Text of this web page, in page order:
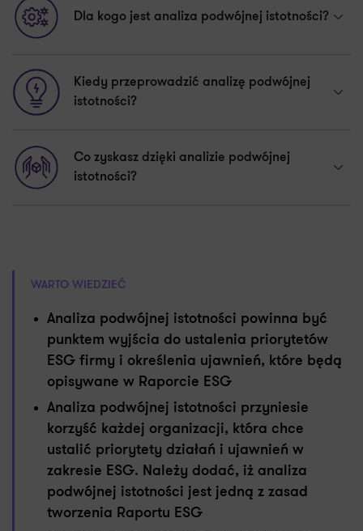
Dla kogo jest analiza podwójnej istotności?
Kiedy przeprowadzić analizę podwójnej
istotności?
Co zyskasz dzięki analizie podwójnej
istotności?
WARTO WIEDZIEĆ
Analiza podwójnej istotności powinna być
punktem wyjścia do ustalenia priorytetów
ESG firmy i określenia ujawnień, które będą
opisywane w Raporcie ESG
Analiza podwójnej istotności przyniesie
korzyść każdej organizacji, która chce
ustalić priorytety działań i ujawnień w
zakresie ESG. Należy dodać, iż analiza
podwójnej istotności jest jedną z zasad
tworzenia Raportu ESG